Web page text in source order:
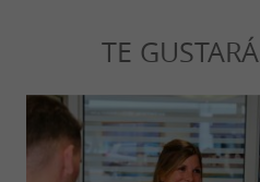
TE GUSTARÁ